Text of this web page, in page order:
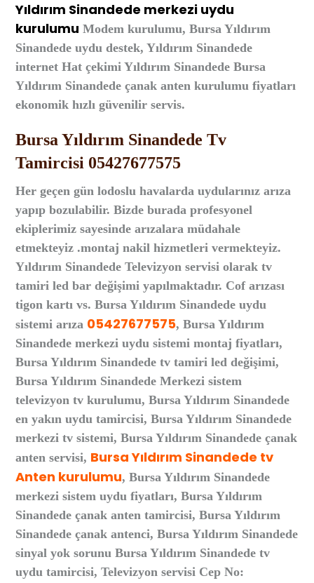
Yıldırım Sinandede merkezi uydu
kurulumu Modem kurulumu, Bursa Yıldırım
Sinandede uydu destek, Yıldırım Sinandede
internet Hat çekimi Yıldırım Sinandede Bursa
Yıldırım Sinandede çanak anten kurulumu fiyatları
ekonomik hızlı güvenilir servis.
Bursa Yıldırım Sinandede Tv
Tamircisi 05427677575
Her geçen gün lodoslu havalarda uydularınız arıza
yapıp bozulabilir. Bizde burada profesyonel
ekiplerimiz sayesinde arızalara müdahale
etmekteyiz .montaj nakil hizmetleri vermekteyiz.
Yıldırım Sinandede Televizyon servisi olarak tv
tamiri led bar değişimi yapılmaktadır. Cof arızası
tigon kartı vs. Bursa Yıldırım Sinandede uydu
sistemi arıza 05427677575, Bursa Yıldırım
Sinandede merkezi uydu sistemi montaj fiyatları,
Bursa Yıldırım Sinandede tv tamiri led değişimi,
Bursa Yıldırım Sinandede Merkezi sistem
televizyon tv kurulumu, Bursa Yıldırım Sinandede
en yakın uydu tamircisi, Bursa Yıldırım Sinandede
merkezi tv sistemi, Bursa Yıldırım Sinandede çanak
anten servisi, Bursa Yıldırım Sinandede tv
Anten kurulumu, Bursa Yıldırım Sinandede
merkezi sistem uydu fiyatları, Bursa Yıldırım
Sinandede çanak anten tamircisi, Bursa Yıldırım
Sinandede çanak antenci, Bursa Yıldırım Sinandede
sinyal yok sorunu Bursa Yıldırım Sinandede tv
uydu tamircisi, Televizyon servisi Cep No: